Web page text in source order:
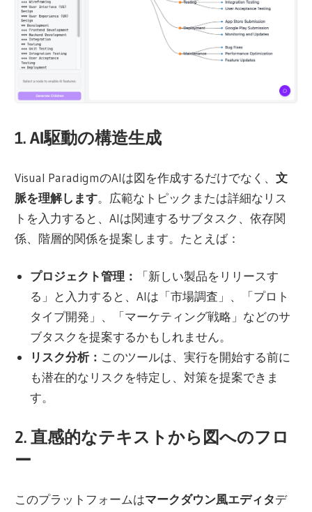
1. AI駆動の構造生成
Visual ParadigmのAIは図を作成するだけでなく、文
脈を理解します。広範なトピックまたは詳細なリス
トを入力すると、AIは関連するサブタスク、依存関
係、階層的関係を提案します。たとえば：
プロジェクト管理：
「新しい製品をリリースす
る」と入力すると、AIは「市場調査」、「プロト
タイプ開発」、「マーケティング戦略」などのサ
ブタスクを提案するかもしれません。
リスク分析： このツールは、実行を開始する前に
も潜在的なリスクを特定し、対策を提案できま
す。
2. 直感的なテキストから図へのフロ
ー
このプラットフォームはマークダウン風エディタデ